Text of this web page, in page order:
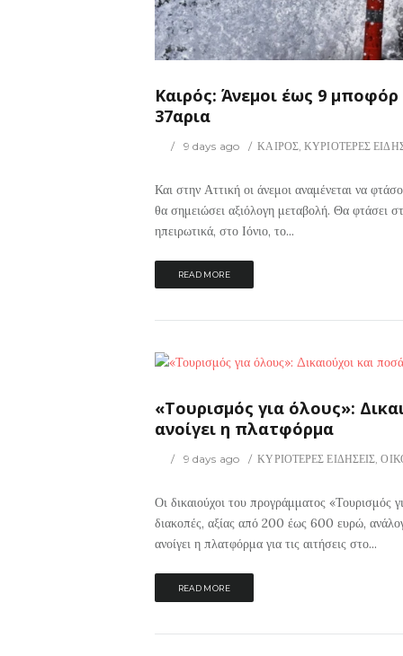
Καιρός: Άνεμοι έως 9
37αρια
9 days ago ΚΑΙΡΟΣ,ΚΥΡΙΟΤΕΡΕΣ
Και στην Αττική οι άνεμοι αναμένεται να
θα σημειώσει αξιόλογη μεταβολή. Θα φτάσει
ηπειρωτικά, στο Ιόνιο, το...
READ MORE
«Τουρισμός για όλους»:
ανοίγει η πλατφόρμα
9 days ago ΚΥΡΙΟΤΕΡΕΣ ΕΙΔΗΣΕΙΣ,
Οι δικαιούχοι του προγράμματος
διακοπές, αξίας από 200 έως 600 ευρώ,
ανοίγει η πλατφόρμα για τις αιτήσεις στο...
READ MORE